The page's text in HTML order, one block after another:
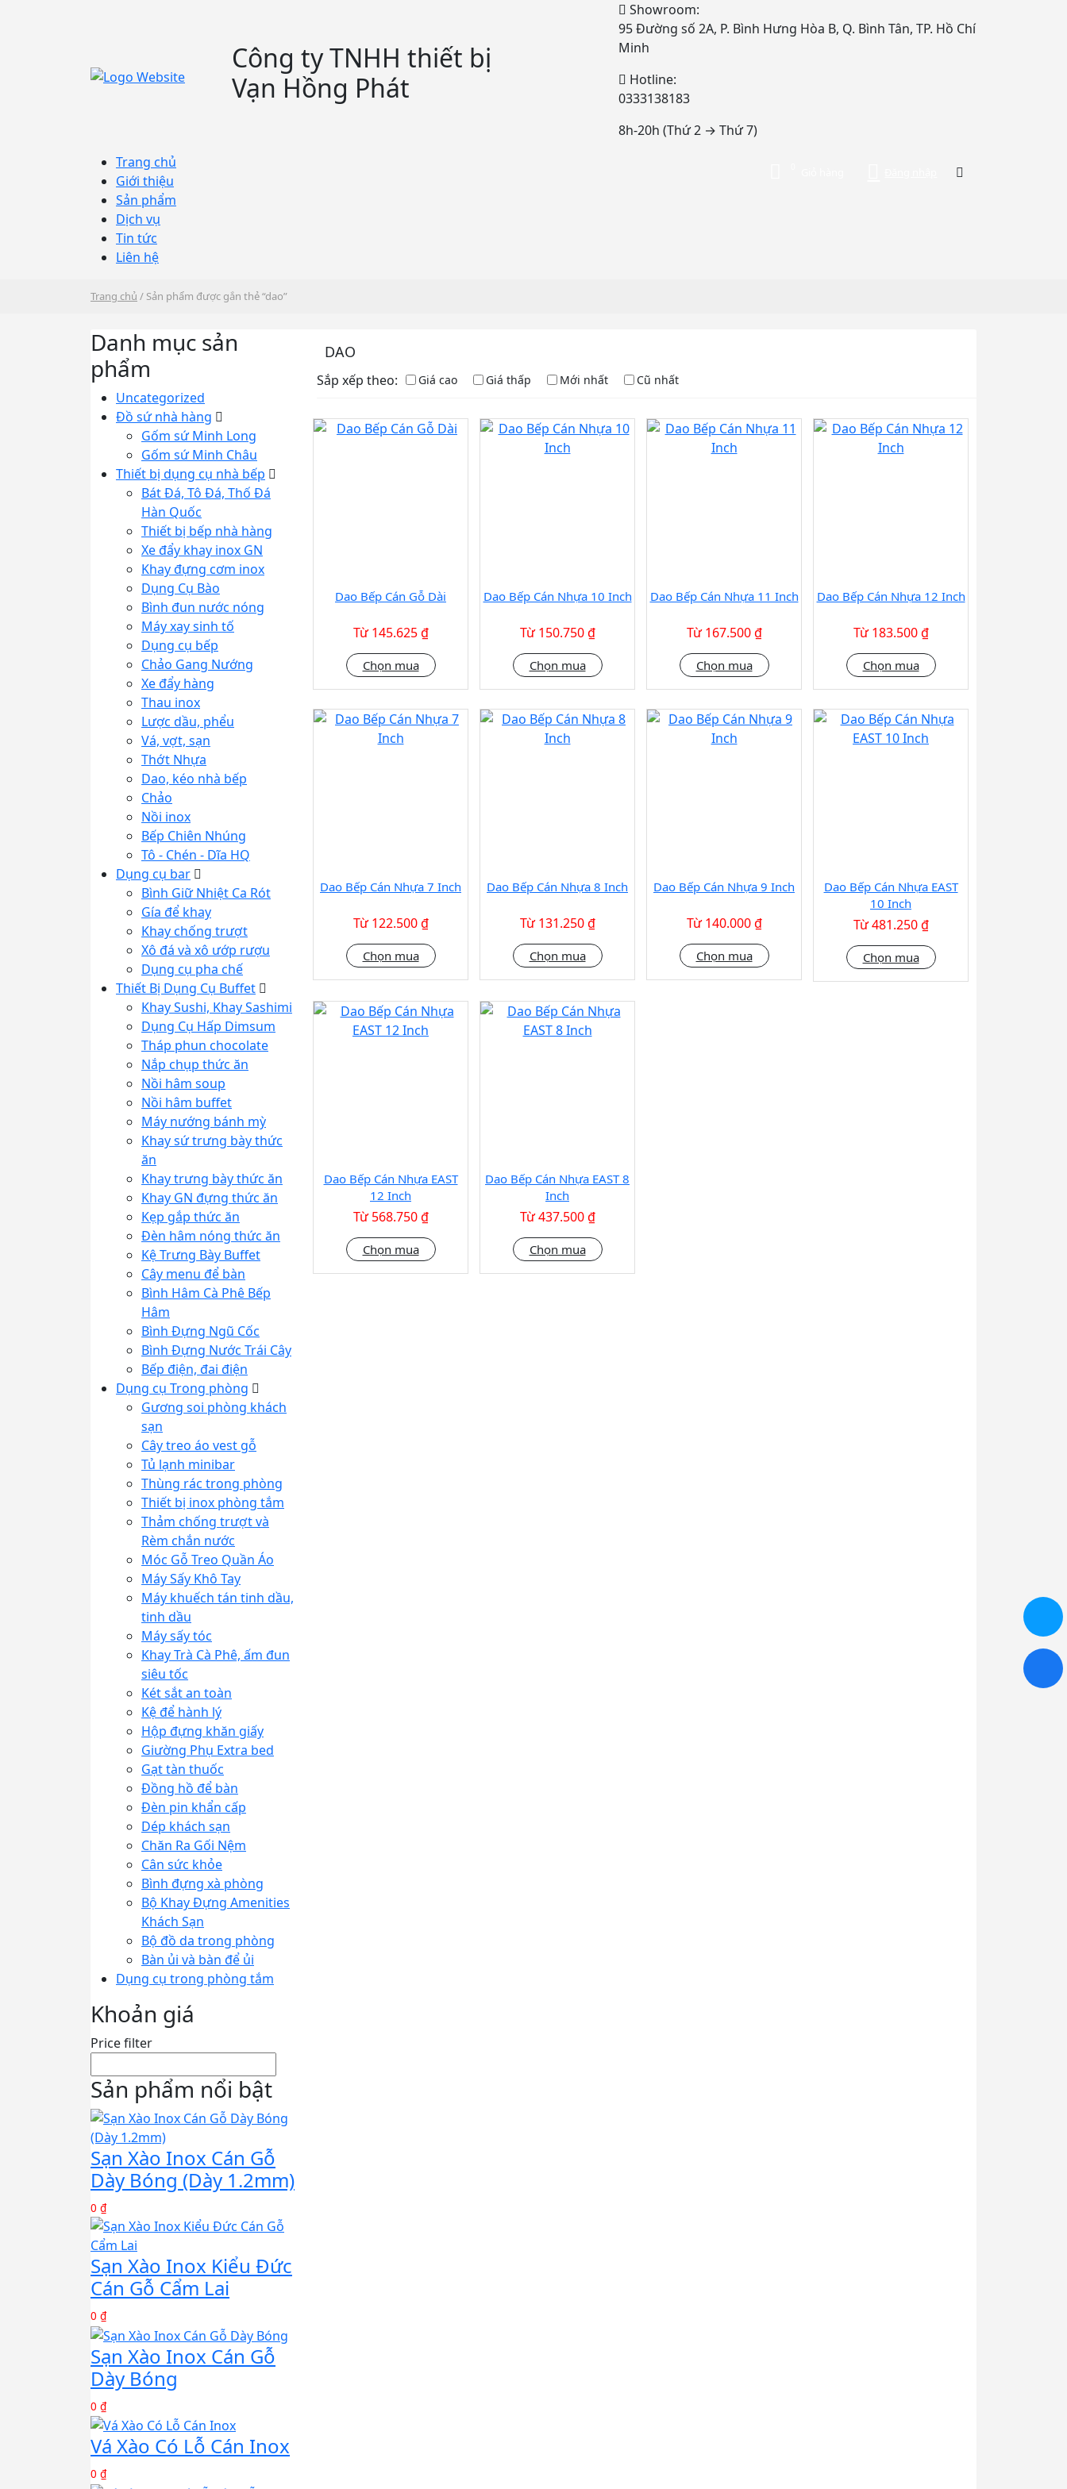
Công ty TNHH thiết bị
Vạn Hồng Phát
Showroom:
95 Đường số 2A, P. Bình Hưng Hòa B, Q. Bình Tân, TP. Hồ Chí
Minh
Hotline:
0333138183
8h-20h (Thứ 2 → Thứ 7)
Trang chủ
Giới thiệu
Sản phẩm
Dịch vụ
Tin tức
Liên hệ
Trang chủ / Sản phẩm được gắn thẻ “dao”
Danh mục sản
phẩm
Uncategorized
Đồ sứ nhà hàng
Gốm sứ Minh Long
Gốm sứ Minh Châu
Thiết bị dụng cụ nhà bếp
Bát Đá, Tô Đá, Thố Đá
Hàn Quốc
Thiết bị bếp nhà hàng
Xe đẩy khay inox GN
Khay đựng cơm inox
Dụng Cụ Bào
Bình đun nước nóng
Máy xay sinh tố
Dụng cụ bếp
Chảo Gang Nướng
Xe đẩy hàng
Thau inox
Lược dầu, phểu
Vá, vợt, sạn
Thớt Nhựa
Dao, kéo nhà bếp
Chảo
Nồi inox
Bếp Chiên Nhúng
Tô - Chén - Dĩa HQ
Dụng cụ bar
Bình Giữ Nhiệt Ca Rót
Gía để khay
Khay chống trượt
Xô đá và xô ướp rượu
Dụng cụ pha chế
Thiết Bị Dụng Cụ Buffet
Khay Sushi, Khay Sashimi
Dụng Cụ Hấp Dimsum
Tháp phun chocolate
Nắp chụp thức ăn
Nồi hâm soup
Nồi hâm buffet
Máy nướng bánh mỳ
Khay sứ trưng bày thức
ăn
Khay trưng bày thức ăn
Khay GN đựng thức ăn
Kẹp gắp thức ăn
Đèn hâm nóng thức ăn
Kệ Trưng Bày Buffet
Cây menu để bàn
Bình Hâm Cà Phê Bếp
Hâm
Bình Đựng Ngũ Cốc
Bình Đựng Nước Trái Cây
Bếp điện, đai điện
Dụng cụ Trong phòng
Gương soi phòng khách
sạn
Cây treo áo vest gỗ
Tủ lạnh minibar
Thùng rác trong phòng
Thiết bị inox phòng tắm
Thảm chống trượt và
Rèm chắn nước
Móc Gỗ Treo Quần Áo
Máy Sấy Khô Tay
Máy khuếch tán tinh dầu,
tinh dầu
Máy sấy tóc
Khay Trà Cà Phê, ấm đun
siêu tốc
Két sắt an toàn
Kệ để hành lý
Hộp đựng khăn giấy
Giường Phụ Extra bed
Gạt tàn thuốc
Đồng hồ để bàn
Đèn pin khẩn cấp
Dép khách sạn
Chăn Ra Gối Nệm
Cân sức khỏe
Bình đựng xà phòng
Bộ Khay Đựng Amenities
Khách Sạn
Bộ đồ da trong phòng
Bàn ủi và bàn để ủi
Dụng cụ trong phòng tắm
Khoản giá
Price filter
Sản phẩm nổi bật
Sạn Xào Inox Cán Gỗ
Dày Bóng (Dày 1.2mm)
0 ₫
Sạn Xào Inox Kiểu Đức
Cán Gỗ Cẩm Lai
0 ₫
Sạn Xào Inox Cán Gỗ
Dày Bóng
0 ₫
Vá Xào Có Lỗ Cán Inox
0 ₫
DAO
Sắp xếp theo: Giá cao Giá thấp Mới nhất Cũ nhất
Dao Bếp Cán Gỗ Dài
Từ 145.625 ₫
Chọn mua
Dao Bếp Cán Nhựa 10 Inch
Từ 150.750 ₫
Chọn mua
Dao Bếp Cán Nhựa 11 Inch
Từ 167.500 ₫
Chọn mua
Dao Bếp Cán Nhựa 12 Inch
Từ 183.500 ₫
Chọn mua
Dao Bếp Cán Nhựa 7 Inch
Từ 122.500 ₫
Chọn mua
Dao Bếp Cán Nhựa 8 Inch
Từ 131.250 ₫
Chọn mua
Dao Bếp Cán Nhựa 9 Inch
Từ 140.000 ₫
Chọn mua
Dao Bếp Cán Nhựa EAST
10 Inch
Từ 481.250 ₫
Chọn mua
Dao Bếp Cán Nhựa EAST
12 Inch
Từ 568.750 ₫
Chọn mua
Dao Bếp Cán Nhựa EAST 8
Inch
Từ 437.500 ₫
Chọn mua